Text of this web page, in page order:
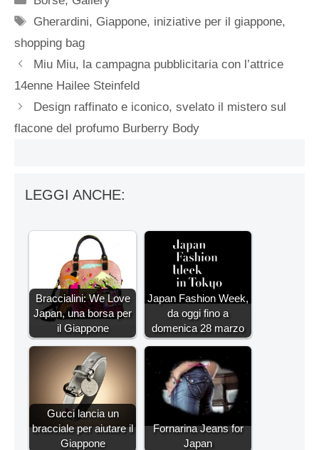
Tag
Gherardini, Giappone, iniziative per il giappone,
shopping bag
Miu Miu, la campagna pubblicitaria con l’attrice
14enne Hailee Steinfeld
Design raffinato e iconico, svelato il mistero sul
flacone del profumo Burberry Body
LEGGI ANCHE:
Braccialini: We Love
Japan, una borsa per
il Giappone
Japan Fashion Week,
da oggi fino a
domenica 28 marzo
Gucci lancia un
bracciale per aiutare il
Giappone
Fornarina Jeans for
Japan